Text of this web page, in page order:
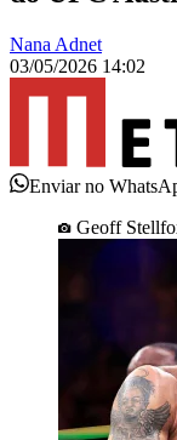
Nana Adnet
03/05/2026 14:02
Enviar no
Geoff